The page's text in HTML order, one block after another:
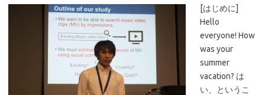
[はじめに]
Hello
everyone! How
was your
summer
vacation? は
い、というこ